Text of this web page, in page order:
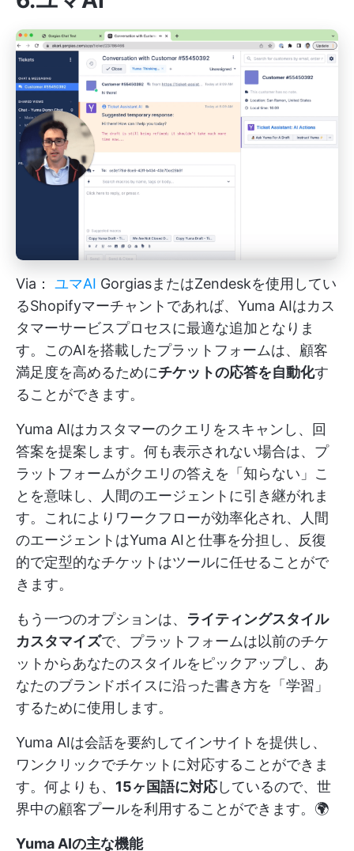
Via： ユマAI GorgiasまたはZendeskを使用してい
るShopifyマーチャントであれば、Yuma AIはカス
タマーサービスプロセスに最適な追加となりま
す。このAIを搭載したプラットフォームは、顧客
満足度を高めるためにチケットの応答を自動化す
ることができます。
Yuma AIはカスタマーのクエリをスキャンし、回
答案を提案します。何も表示されない場合は、プ
ラットフォームがクエリの答えを「知らない」こ
とを意味し、人間のエージェントに引き継がれま
す。これによりワークフローが効率化され、人間
のエージェントはYuma AIと仕事を分担し、反復
的で定型的なチケットはツールに任せることがで
きます。
もう一つのオプションは、 ライティングスタイル
カスタマイズで、プラットフォームは以前のチケ
ットからあなたのスタイルをピックアップし、あ
なたのブランドボイスに沿った書き方を「学習」
するために使用します。
Yuma AIは会話を要約してインサイトを提供し、
ワンクリックでチケットに対応することができま
す。何よりも、 15ヶ国語に対応しているので、世
界中の顧客プールを利用することができます。🌍
Yuma AIの主な機能